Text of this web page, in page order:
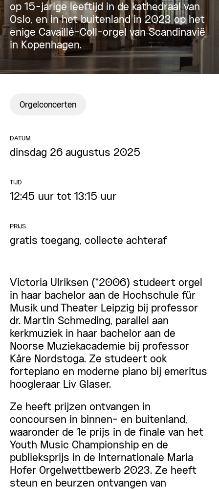
op 15-jarige leeftijd in de kathedraal van
Oslo, en in het buitenland in 2023 op het
enige Cavaillé-Coll-orgel van Scandinavië
in Kopenhagen.
Orgelconcerten
DATUM
dinsdag 26 augustus 2025
TIJD
12:45 uur tot 13:15 uur
PRIJS
gratis toegang, collecte achteraf
Victoria Ulriksen (*2006) studeert orgel
in haar bachelor aan de Hochschule für
Musik und Theater Leipzig bij professor
dr. Martin Schmeding, parallel aan
kerkmuziek in haar bachelor aan de
Noorse Muziekacademie bij professor
Kåre Nordstoga. Ze studeert ook
fortepiano en moderne piano bij emeritus
hoogleraar Liv Glaser.
Ze heeft prijzen ontvangen in
concoursen in binnen- en buitenland,
waaronder de 1e prijs in de finale van het
Youth Music Championship en de
publieksprijs in de Internationale Maria
Hofer Orgelwettbewerb 2023. Ze heeft
steun en beurzen ontvangen van